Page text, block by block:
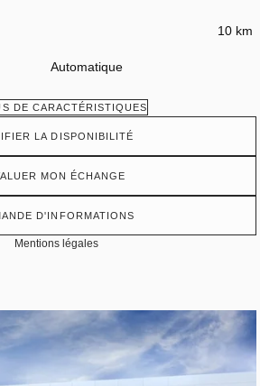
Automatique
10 km
DE CARACTÉRISTIQUES
LA DISPONIBILITÉ
MON ÉCHANGE
D'INFORMATIONS
Mentions légales